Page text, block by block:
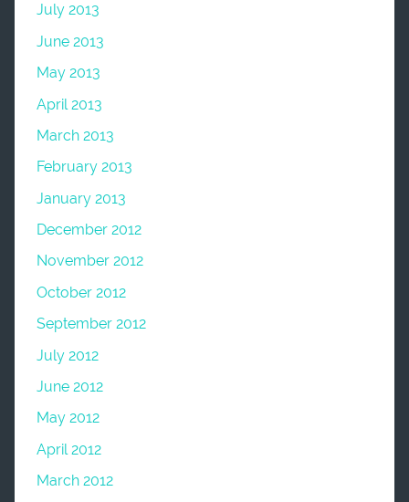
July 2013
June 2013
May 2013
April 2013
March 2013
February 2013
January 2013
December 2012
November 2012
October 2012
September 2012
July 2012
June 2012
May 2012
April 2012
March 2012